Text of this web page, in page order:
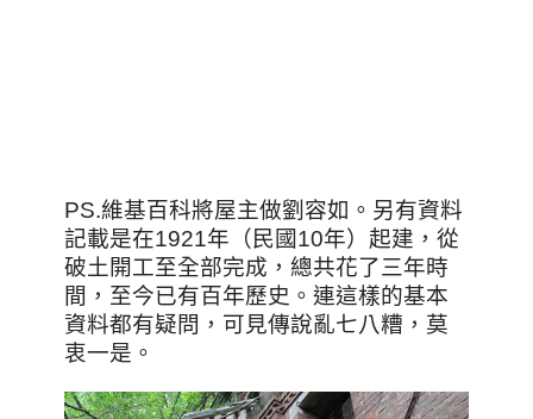
PS.維基百科將屋主做劉容如。另有資料
記載是在1921年（民國10年）起建，從
破土開工至全部完成，總共花了三年時
間，至今已有百年歷史。連這樣的基本
資料都有疑問，可見傳說亂七八糟，莫
衷一是。